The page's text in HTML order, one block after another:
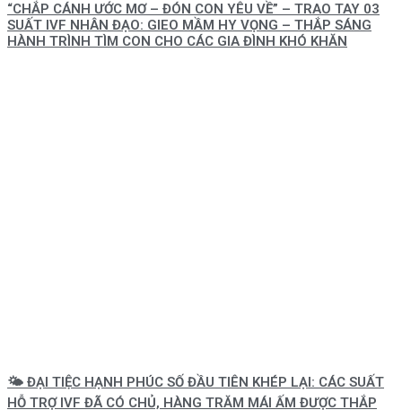
“CHẮP CÁNH ƯỚC MƠ – ĐÓN CON YÊU VỀ” – TRAO TAY 03
SUẤT IVF NHÂN ĐẠO: GIEO MẦM HY VỌNG – THẮP SÁNG
HÀNH TRÌNH TÌM CON CHO CÁC GIA ĐÌNH KHÓ KHĂN
🌤️ ĐẠI TIỆC HẠNH PHÚC SỐ ĐẦU TIÊN KHÉP LẠI: CÁC SUẤT
HỖ TRỢ IVF ĐÃ CÓ CHỦ, HÀNG TRĂM MÁI ẤM ĐƯỢC THẮP